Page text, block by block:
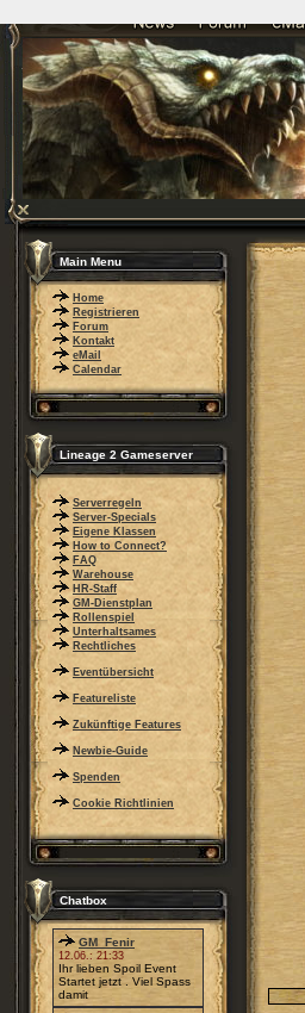
Main Menu
Home
Registrieren
Forum
Kontakt
eMail
Calendar
Lineage 2 Gameserver
Serverregeln
Server-Specials
Eigene Klassen
How to Connect?
FAQ
Warehouse
HR-Staff
GM-Dienstplan
Rollenspiel
Unterhaltsames
Rechtliches
Eventübersicht
Featureliste
Zukünftige Features
Newbie-Guide
Spenden
Cookie Richtlinien
Chatbox
GM_Fenir
12.06.: 21:33
Ihr lieben Spoil Event
Startet jetzt . Viel Spass
damit